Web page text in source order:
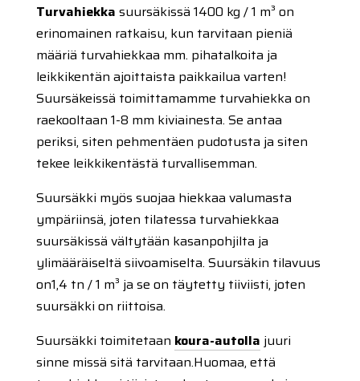
Turvahiekka suursäkissä 1400 kg / 1 m³ on
erinomainen ratkaisu, kun tarvitaan pieniä
määriä turvahiekkaa mm. pihatalkoita ja
leikkikentän ajoittaista paikkailua varten!
Suursäkeissä toimittamamme turvahiekka on
raekooltaan 1-8 mm kiviainesta. Se antaa
periksi, siten pehmentäen pudotusta ja siten
tekee leikkikentästä turvallisemman.
Suursäkki myös suojaa hiekkaa valumasta
ympäriinsä, joten tilatessa turvahiekkaa
suursäkissä vältytään kasanpohjilta ja
ylimääräiseltä siivoamiselta. Suursäkin tilavuus
on1,4 tn / 1 m³ ja se on täytetty tiiviisti, joten
suursäkki on riittoisa.
Suursäkki toimitetaan koura-autolla juuri
sinne missä sitä tarvitaan.Huomaa, että